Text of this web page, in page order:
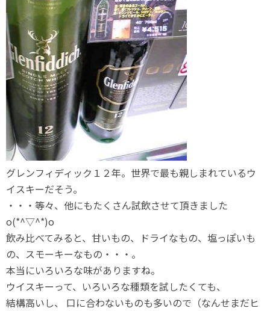
グレンフィディック１２年。世界で最も親しまれているウ
イスキーだそう。
・・・等々、他にもたくさん試飲させて頂きました
o(*^▽^*)o
飲み比べてみると、甘いもの、ドライなもの、塩っぽいも
の、スモーキーなもの・・・。
本当にいろいろな味がありますね。
ウイスキーって、いろいろな種類を試したくても、
結構高いし、 口に合わないものも多いので（なんせまだヒ